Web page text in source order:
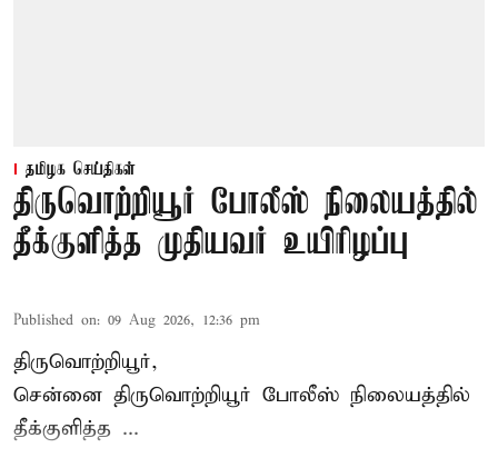
தமிழக செய்திகள்
திருவொற்றியூர் போலீஸ் நிலையத்தில்
தீக்குளித்த முதியவர் உயிரிழப்பு
Published on: 09 Aug 2026, 12:36 pm
திருவொற்றியூர்,
சென்னை திருவொற்றியூர் போலீஸ் நிலையத்தில்
தீக்குளித்த ...